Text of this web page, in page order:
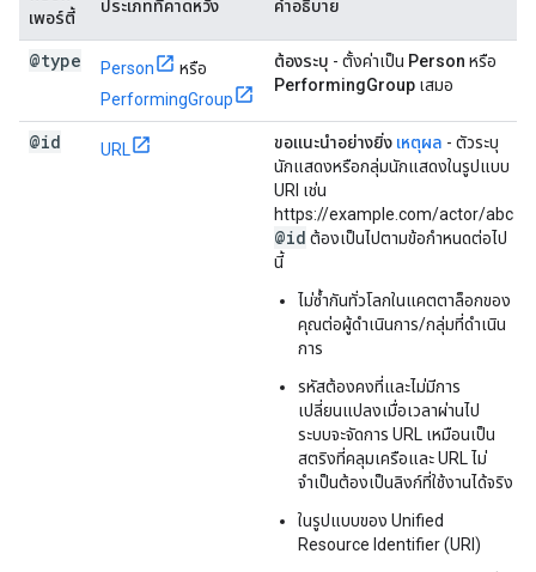
เพอร์ตี้
ประเภทที่คาดหวัง คำอธิบาย
@type Person
หรือ
PerformingGroup
ต้องระบุ - ตั้งค่าเป็น Person หรือ
PerformingGroup เสมอ
@id URL ขอแนะนำอย่างยิ่ง เหตุผล - ตัวระบุ
นักแสดงหรือกลุ่มนักแสดงในรูปแบบ
URI เช่น
https://example.com/actor/abc
@id ต้องเป็นไปตามข้อกำหนดต่อไป
นี้
ไม่ซ้ำกันทั่วโลกในแคตตาล็อกของ
คุณต่อผู้ดำเนินการ/กลุ่มที่ดำเนิน
การ
รหัสต้องคงที่และไม่มีการ
เปลี่ยนแปลงเมื่อเวลาผ่านไป
ระบบจะจัดการ URL เหมือนเป็น
สตริงที่คลุมเครือและ URL ไม่
จำเป็นต้องเป็นลิงก์ที่ใช้งานได้จริง
ในรูปแบบของ Unified
Resource Identifier (URI)